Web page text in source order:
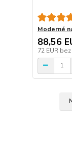
Moderné
88,56
72 EUR bez